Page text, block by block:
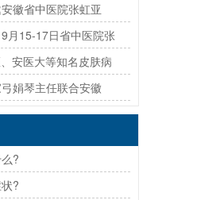
徽省中医院张虹亚
月15-17日省中医院张
安医大等知名皮肤病
娟琴主任联合安徽
?
?